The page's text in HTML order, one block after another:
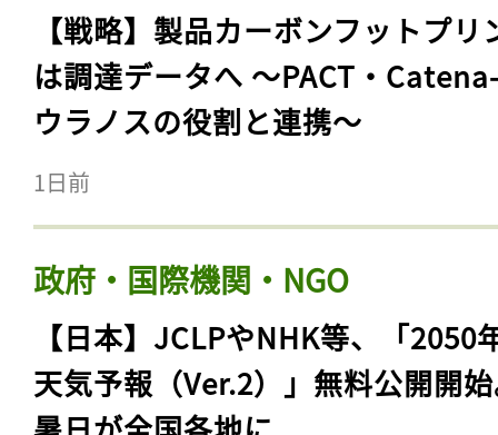
【戦略】製品カーボンフットプリ
は調達データへ 〜PACT・
ウラノスの役割と連携〜
1日前
政府・国際機関・NGO
【日本】JCLPやNHK等、「2050
天気予報（Ver.2）」無料公開開